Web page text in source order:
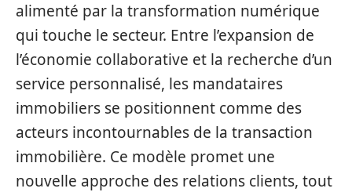
alimenté par la transformation numérique
qui touche le secteur. Entre l’expansion de
l’économie collaborative et la recherche d’un
service personnalisé, les mandataires
immobiliers se positionnent comme des
acteurs incontournables de la transaction
immobilière. Ce modèle promet une
nouvelle approche des relations clients, tout